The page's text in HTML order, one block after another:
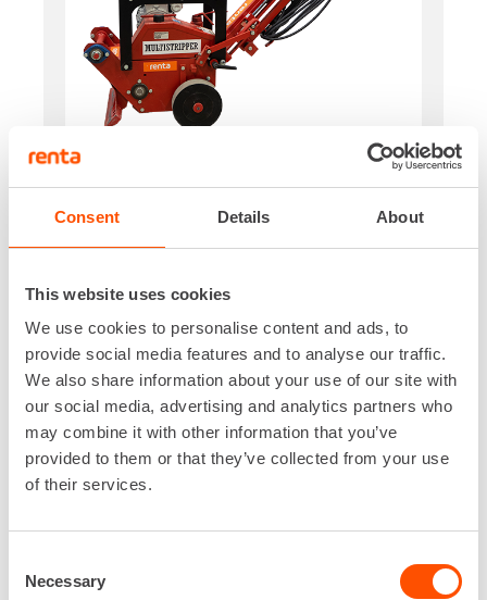
Consent Details About
This website uses cookies
We use cookies to personalise content and ads, to
provide social media features and to analyse our traffic.
We also share information about your use of our site with
our social media, advertising and analytics partners who
may combine it with other information that you’ve
provided to them or that they’ve collected from your use
of their services.
Selection
Necessary
230 V
Korkeus
340 mm
Paino
59 kg
Pituus
450 mm
Lataa lisää
Ensimmäinen pv 81,31 €/ pv
Seuraavat pv